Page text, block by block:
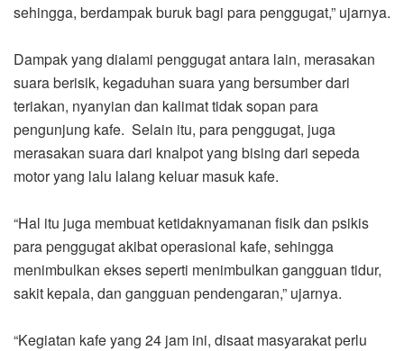
sehingga, berdampak buruk bagi para penggugat,” ujarnya.
Dampak yang dialami penggugat antara lain, merasakan
suara berisik, kegaduhan suara yang bersumber dari
teriakan, nyanyian dan kalimat tidak sopan para
pengunjung kafe. Selain itu, para penggugat, juga
merasakan suara dari knalpot yang bising dari sepeda
motor yang lalu lalang keluar masuk kafe.
“Hal itu juga membuat ketidaknyamanan fisik dan psikis
para penggugat akibat operasional kafe, sehingga
menimbulkan ekses seperti menimbulkan gangguan tidur,
sakit kepala, dan gangguan pendengaran,” ujarnya.
“Kegiatan kafe yang 24 jam ini, disaat masyarakat perlu